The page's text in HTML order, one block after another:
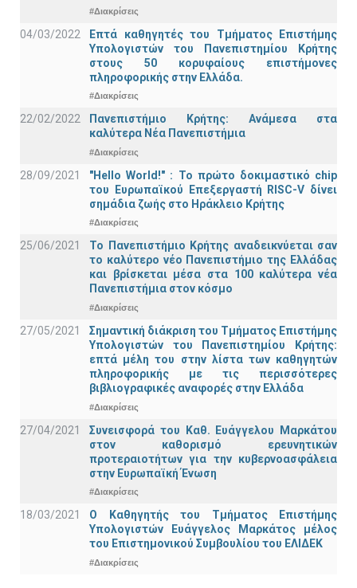
#Διακρίσεις
04/03/2022
Επτά καθηγητές του Τμήματος Επιστήμης
Υπολογιστών του Πανεπιστημίου Κρήτης
στους 50 κορυφαίους επιστήμονες
πληροφορικής στην Ελλάδα.
#Διακρίσεις
22/02/2022
Πανεπιστήμιο Κρήτης: Ανάμεσα στα
καλύτερα Νέα Πανεπιστήμια
#Διακρίσεις
28/09/2021
"Hello World!" : Το πρώτο δοκιμαστικό chip
του Ευρωπαϊκού Επεξεργαστή RISC-V δίνει
σημάδια ζωής στο Ηράκλειο Κρήτης
#Διακρίσεις
25/06/2021
Το Πανεπιστήμιο Κρήτης αναδεικνύεται σαν
το καλύτερο νέο Πανεπιστήμιο της Ελλάδας
και βρίσκεται μέσα στα 100 καλύτερα νέα
Πανεπιστήμια στον κόσμο
#Διακρίσεις
27/05/2021
Σημαντική διάκριση του Τμήματος Επιστήμης
Υπολογιστών του Πανεπιστημίου Κρήτης:
επτά μέλη του στην λίστα των καθηγητών
πληροφορικής με τις περισσότερες
βιβλιογραφικές αναφορές στην Ελλάδα
#Διακρίσεις
27/04/2021
Συνεισφορά του Καθ. Ευάγγελου Μαρκάτου
στον καθορισμό ερευνητικών
προτεραιοτήτων για την κυβερνοασφάλεια
στην Ευρωπαϊκή Ένωση
#Διακρίσεις
18/03/2021
Ο Καθηγητής του Τμήματος Επιστήμης
Υπολογιστών Ευάγγελος Μαρκάτος μέλος
του Επιστημονικού Συμβουλίου του ΕΛΙΔΕΚ
#Διακρίσεις